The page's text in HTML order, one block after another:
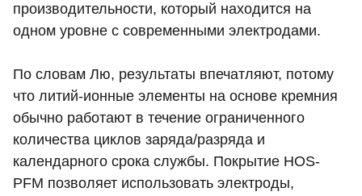
производительности, который находится на
одном уровне с современными электродами.
По словам Лю, результаты впечатляют, потому
что литий-ионные элементы на основе кремния
обычно работают в течение ограниченного
количества циклов заряда/разряда и
календарного срока службы. Покрытие HOS-
PFM позволяет использовать электроды,